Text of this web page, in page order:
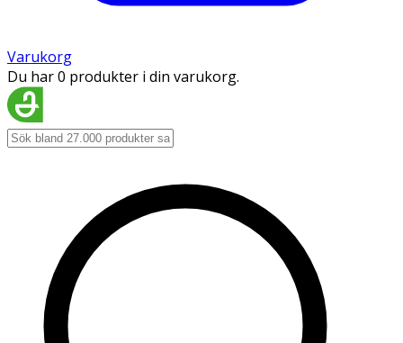
Varukorg
Du har 0 produkter i din varukorg.